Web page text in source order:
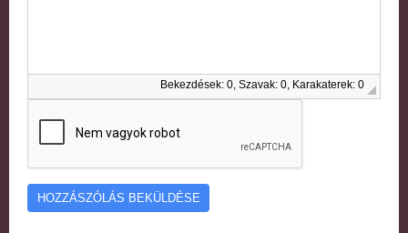
Bekezdések: 0, Szavak: 0, Karakaterek: 0